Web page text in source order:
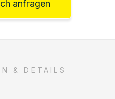
anfragen
& DETAILS